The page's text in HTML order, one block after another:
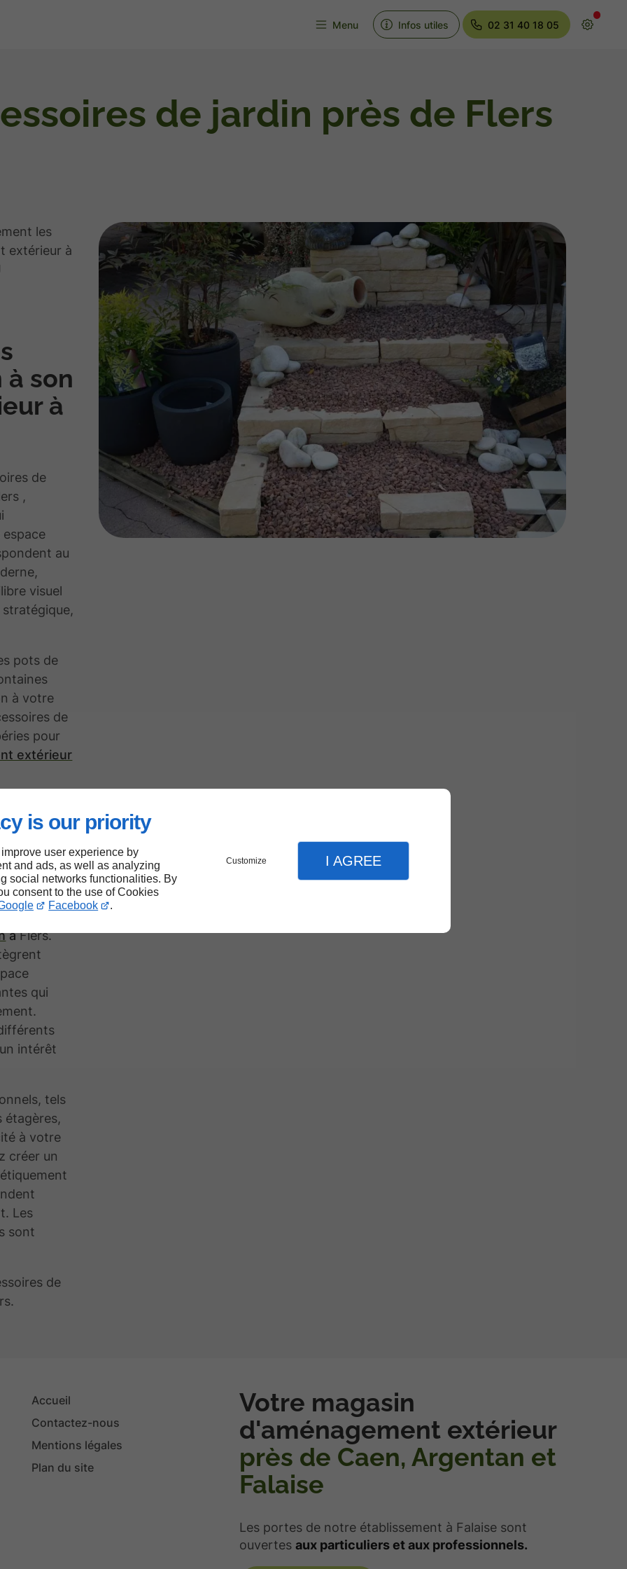
is our priority
user experience by
and ads, as well as analyzing
social networks functionalities. By
consent to the use of Cookies
Facebook .
Customize I AGREE
Menu Infos utiles 02 31 40 18 05
de jardin près de Flers
les
extérieur à
son
à
de
,
au
visuel
pots de
à votre
de
pour
extérieur
de
lors de
àFlers.
qui
intérêt
tels
étagères,
à votre
créer un
Les
sont
de
Accueil
Contactez-nous
Mentions légales
Plan du site
Votre magasin
d'aménagement extérieur
près de Caen, Argentan et
Falaise
Les portes de notre établissement à Falaise sont
ouvertesaux particuliers et aux professionnels.